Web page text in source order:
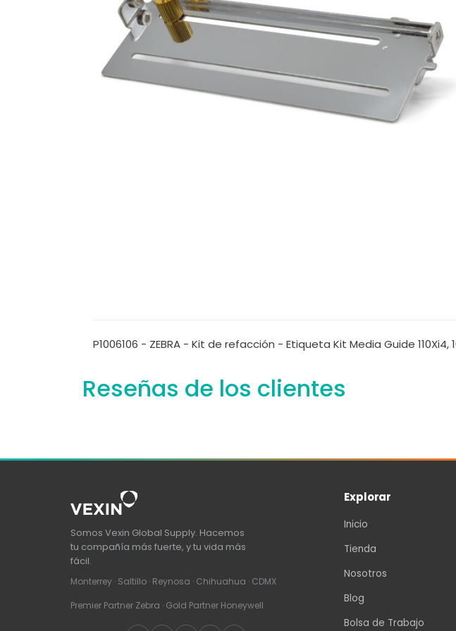
P1006106 - ZEBRA - Kit de refacción - Etiqueta Kit Media Guide 110Xi4,
Reseñas de los clientes
Somos Vexin Global Supply. Hacemos
tu compañía más fuerte, y tu vida más
fácil.
Monterrey · Saltillo · Reynosa · Chihuahua · CDMX
Premier Partner Zebra · Gold Partner Honeywell
Explorar
Inicio
Tienda
Nosotros
Blog
Bolsa de Trabajo